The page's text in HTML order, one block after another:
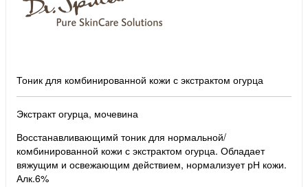
Тоник для комбинированной кожи с экстрактом огурца
Экстракт огурца, мочевина
Восстанавливающимй тоник для нормальной/
комбинированной кожи с экстрактом огурца. Обладает
вяжущим и освежающим действием, нормализует рН кожи.
Алк.6%